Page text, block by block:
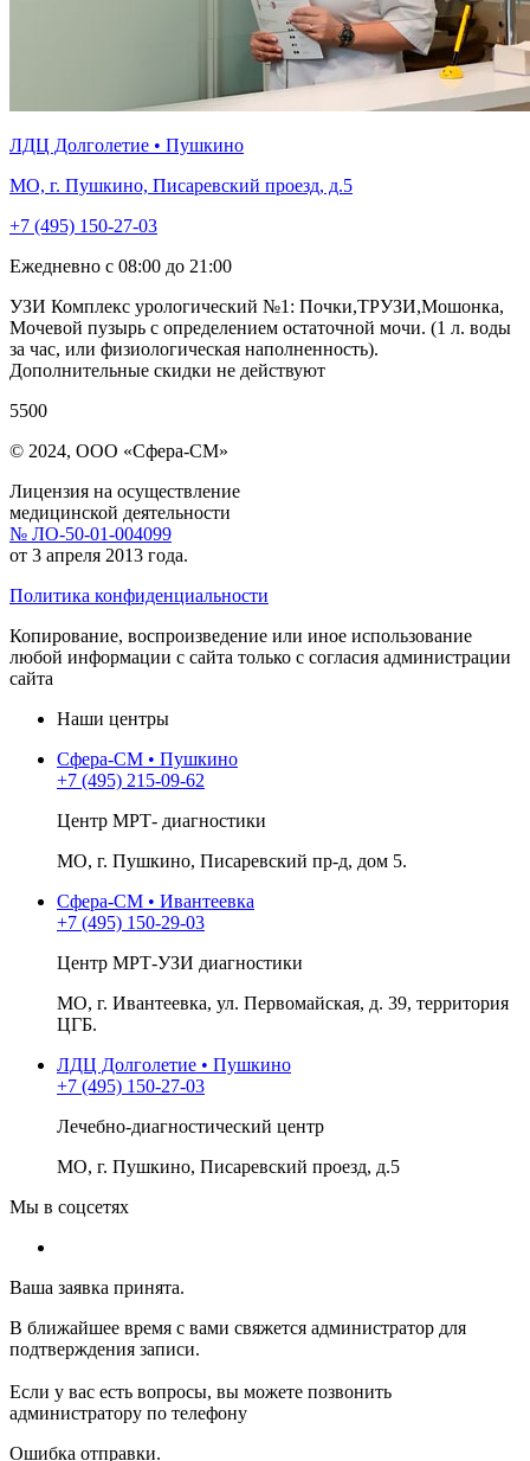
ЛДЦ Долголетие • Пушкино
МО, г. Пушкино, Писаревский проезд, д.5
+7 (495) 150-27-03
Ежедневно с 08:00 до 21:00
УЗИ Комплекс урологический №1: Почки,ТРУЗИ,Мошонка,
Мочевой пузырь с определением остаточной мочи. (1 л. воды
за час, или физиологическая наполненность).
Дополнительные скидки не действуют
5500
© 2024, ООО «Сфера-СМ»
Лицензия на осуществление
медицинской деятельности
№ ЛО-50-01-004099
от 3 апреля 2013 года.
Политика конфиденциальности
Копирование, воспроизведение или иное использование
любой информации с сайта только с согласия администрации
сайта
Наши центры
Сфера-СМ • Пушкино
+7 (495) 215-09-62
Центр МРТ- диагностики
МО, г. Пушкино, Писаревский пр-д, дом 5.
Сфера-СМ • Ивантеевка
+7 (495) 150-29-03
Центр МРТ-УЗИ диагностики
МО, г. Ивантеевка, ул. Первомайская, д. 39, территория
ЦГБ.
ЛДЦ Долголетие • Пушкино
+7 (495) 150-27-03
Лечебно-диагностический центр
МО, г. Пушкино, Писаревский проезд, д.5
Мы в соцсетях
Ваша заявка принята.
В ближайшее время с вами свяжется администратор для
подтверждения записи.
Если у вас есть вопросы, вы можете позвонить
администратору по телефону
Ошибка отправки.